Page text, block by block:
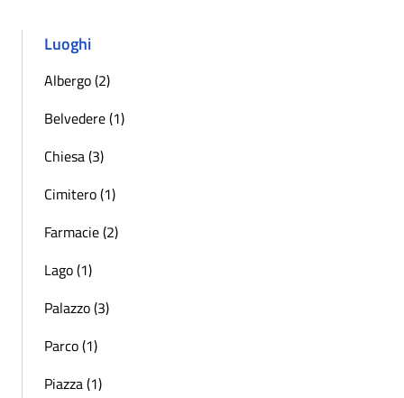
Luoghi
Albergo (2)
Belvedere (1)
Chiesa (3)
Cimitero (1)
Farmacie (2)
Lago (1)
Palazzo (3)
Parco (1)
Piazza (1)